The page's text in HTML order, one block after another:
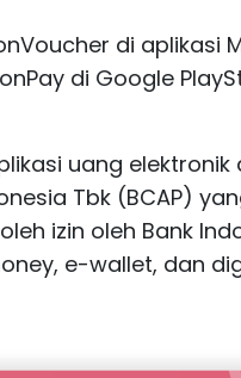
di aplikasi
di Google
uang elektronik
Tbk (BCAP)
izin oleh Bank
e-wallet, dan